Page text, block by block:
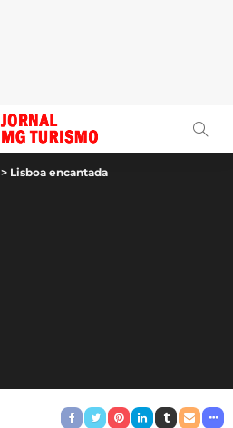
> Lisboa encantada